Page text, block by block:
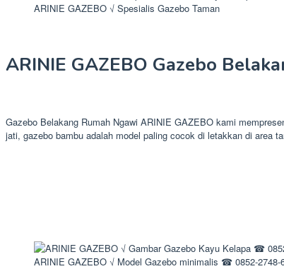
ARINIE GAZEBO √ Spesialis Gazebo Taman
ARINIE GAZEBO Gazebo
Gazebo Belakang Rumah Ngawi ARINIE GAZEBO kami
jati, gazebo bambu adalah model paling cocok di letakkan di area
ARINIE GAZEBO √ Model Gazebo minimalis ☎ 0852-2748-